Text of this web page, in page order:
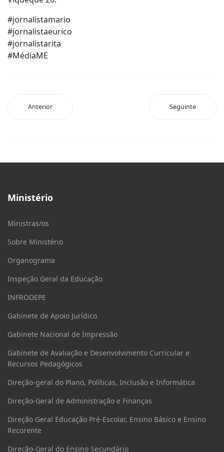
#jornalistamario
#jornalistaeurico
#jornalistarita
#MédiaME
Anterior Seguinte
Ministério
Ministras/os
Sobre Ministério
Organograma
Inspeção Geral da Educação
INFRODEPE
Gabinete de Apoio Jurídico
Gabinete Nacional de Impressão
Gabinete de Avaliação e Desenvolvimento Curricular e
Recursos Pedagógicos
Direção-geral do Plano, Políticas, Inclusão e Informática
Direção-Geral de Administração e Finanças
Direção Geral Educação Pré-Escolar, Ensino Básico e Ensino
Recorente
Direção-Geral do Ensino Secundário